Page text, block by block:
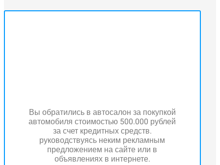
Вы обратились в автосалон за покупкой
автомобиля стоимостью 500.000 рублей
за счет кредитных средств.
руководствуясь неким рекламным
предложением на сайте или в
объявлениях в интернете.